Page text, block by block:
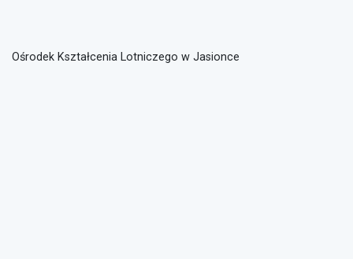
Ośrodek Kształcenia Lotniczego w Jasionce